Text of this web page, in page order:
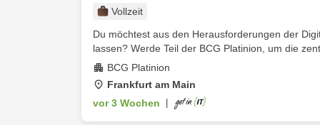
Vollzeit
Du möchtest aus den Herausforderungen der
lassen? Werde Teil der BCG Platinion, um die
BCG Platinion
Frankfurt am Main
vor 3 Wochen